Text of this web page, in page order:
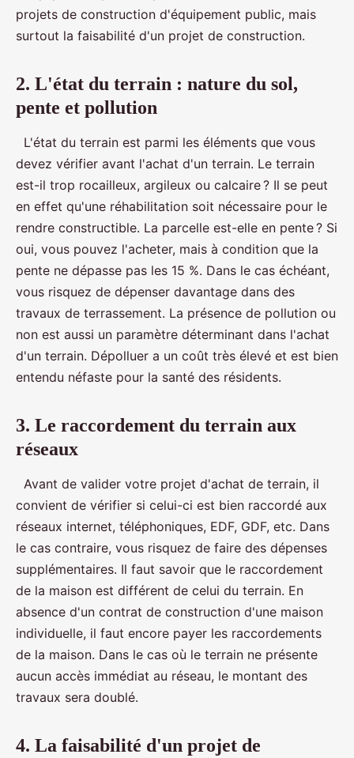
projets de construction d'équipement public, mais
surtout la faisabilité d'un projet de construction.
2. L'état du terrain : nature du sol,
pente et pollution
L'état du terrain est parmi les éléments que vous
devez vérifier avant l'achat d'un terrain. Le terrain
est-il trop rocailleux, argileux ou calcaire ? Il se peut
en effet qu'une réhabilitation soit nécessaire pour le
rendre constructible. La parcelle est-elle en pente ? Si
oui, vous pouvez l'acheter, mais à condition que la
pente ne dépasse pas les 15 %. Dans le cas échéant,
vous risquez de dépenser davantage dans des
travaux de terrassement. La présence de pollution ou
non est aussi un paramètre déterminant dans l'achat
d'un terrain. Dépolluer a un coût très élevé et est bien
entendu néfaste pour la santé des résidents.
3. Le raccordement du terrain aux
réseaux
Avant de valider votre projet d'achat de terrain, il
convient de vérifier si celui-ci est bien raccordé aux
réseaux internet, téléphoniques, EDF, GDF, etc. Dans
le cas contraire, vous risquez de faire des dépenses
supplémentaires. Il faut savoir que le raccordement
de la maison est différent de celui du terrain. En
absence d'un contrat de construction d'une maison
individuelle, il faut encore payer les raccordements
de la maison. Dans le cas où le terrain ne présente
aucun accès immédiat au réseau, le montant des
travaux sera doublé.
4. La faisabilité d'un projet de